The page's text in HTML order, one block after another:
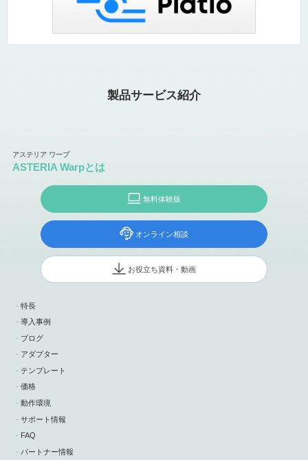
製品サービス紹介
ASTERIA Warpとは
無料体験版
オンライン相談
お役立ち資料・動画
特長
導入事例
ブログ
アダプター
テンプレート
価格
動作環境
サポート情報
FAQ
パートナー情報